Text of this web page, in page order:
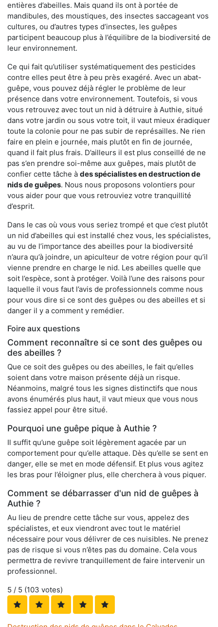
entières d’abeilles. Mais quand ils ont à portée de
mandibules, des moustiques, des insectes saccageant vos
cultures, ou d’autres types d’insectes, les guêpes
participent beaucoup plus à l’équilibre de la biodiversité de
leur environnement.
Ce qui fait qu’utiliser systématiquement des pesticides
contre elles peut être à peu près exagéré. Avec un abat-
guêpe, vous pouvez déjà régler le problème de leur
présence dans votre environnement. Toutefois, si vous
vous retrouvez avec tout un nid à détruire à Authie, situé
dans votre jardin ou sous votre toit, il vaut mieux éradiquer
toute la colonie pour ne pas subir de représailles. Ne rien
faire en plein e journée, mais plutôt en fin de journée,
quand il fait plus frais. D’ailleurs il est plus conseillé de ne
pas s’en prendre soi-même aux guêpes, mais plutôt de
confier cette tâche à des spécialistes en destruction de
nids de guêpes. Nous nous proposons volontiers pour
vous aider pour que vous retrouviez votre tranquillité
d’esprit.
Dans le cas où vous vous seriez trompé et que c’est plutôt
un nid d’abeilles qui est installé chez vous, les spécialistes,
au vu de l’importance des abeilles pour la biodiversité
n’aura qu’à joindre, un apiculteur de votre région pour qu’il
vienne prendre en charge le nid. Les abeilles quelle que
soit l’espèce, sont à protéger. Voilà l’une des raisons pour
laquelle il vous faut l’avis de professionnels comme nous
pour vous dire si ce sont des guêpes ou des abeilles et si
danger il y a comment y remédier.
Foire aux questions
Comment reconnaître si ce sont des guêpes ou
des abeilles ?
Que ce soit des guêpes ou des abeilles, le fait qu’elles
soient dans votre maison présente déjà un risque.
Néanmoins, malgré tous les signes distinctifs que nous
avons énumérés plus haut, il vaut mieux que vous nous
fassiez appel pour être situé.
Pourquoi une guêpe pique à Authie ?
Il suffit qu’une guêpe soit légèrement agacée par un
comportement pour qu’elle attaque. Dès qu’elle se sent en
danger, elle se met en mode défensif. Et plus vous agitez
les bras pour l’éloigner plus, elle cherchera à vous piquer.
Comment se débarrasser d'un nid de guêpes à
Authie ?
Au lieu de prendre cette tâche sur vous, appelez des
spécialistes, et eux viendront avec tout le matériel
nécessaire pour vous délivrer de ces nuisibles. Ne prenez
pas de risque si vous n’êtes pas du domaine. Cela vous
permettra de revivre tranquillement de faire intervenir un
professionnel.
5 / 5 (103 votes)